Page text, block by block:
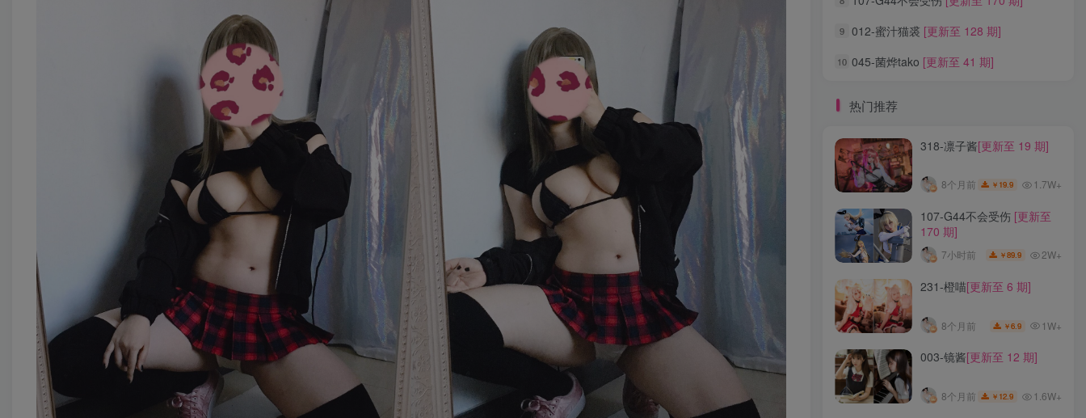
9 012-蜜汁猫裘 [更新至 128 期]
10 045-菌烨tako [更新至 41 期]
热门推荐
318-凛子酱[更新至 19 期]
8个月前 ￥ 19.9 1.7W+
107-G44不会受伤 [更新至
170 期]
7小时前 ￥89.9 2W+
231-橙喵[更新至 6 期]
8个月前 ￥6.9 1W+
003-镜酱[更新至 12 期]
8个月前 ￥ 12.9 1.6W+
9 012-蜜汁猫裘 [更新至 128 期]
10 045-菌烨tako [更新至 41 期]
标签云
龙年活动 龙宫地狱 龙娘图鉴
龙娘
龙姬
龙华妃咲JK
龙华妃咲
黛尔 黑龙贯通
黑黑麦
黑馆晴奈
黑靡烟旗袍 黑钻兔子
黑金
黑贞德泳装
黑贞兔子
黑见芹香
黑裤妹
热门推荐